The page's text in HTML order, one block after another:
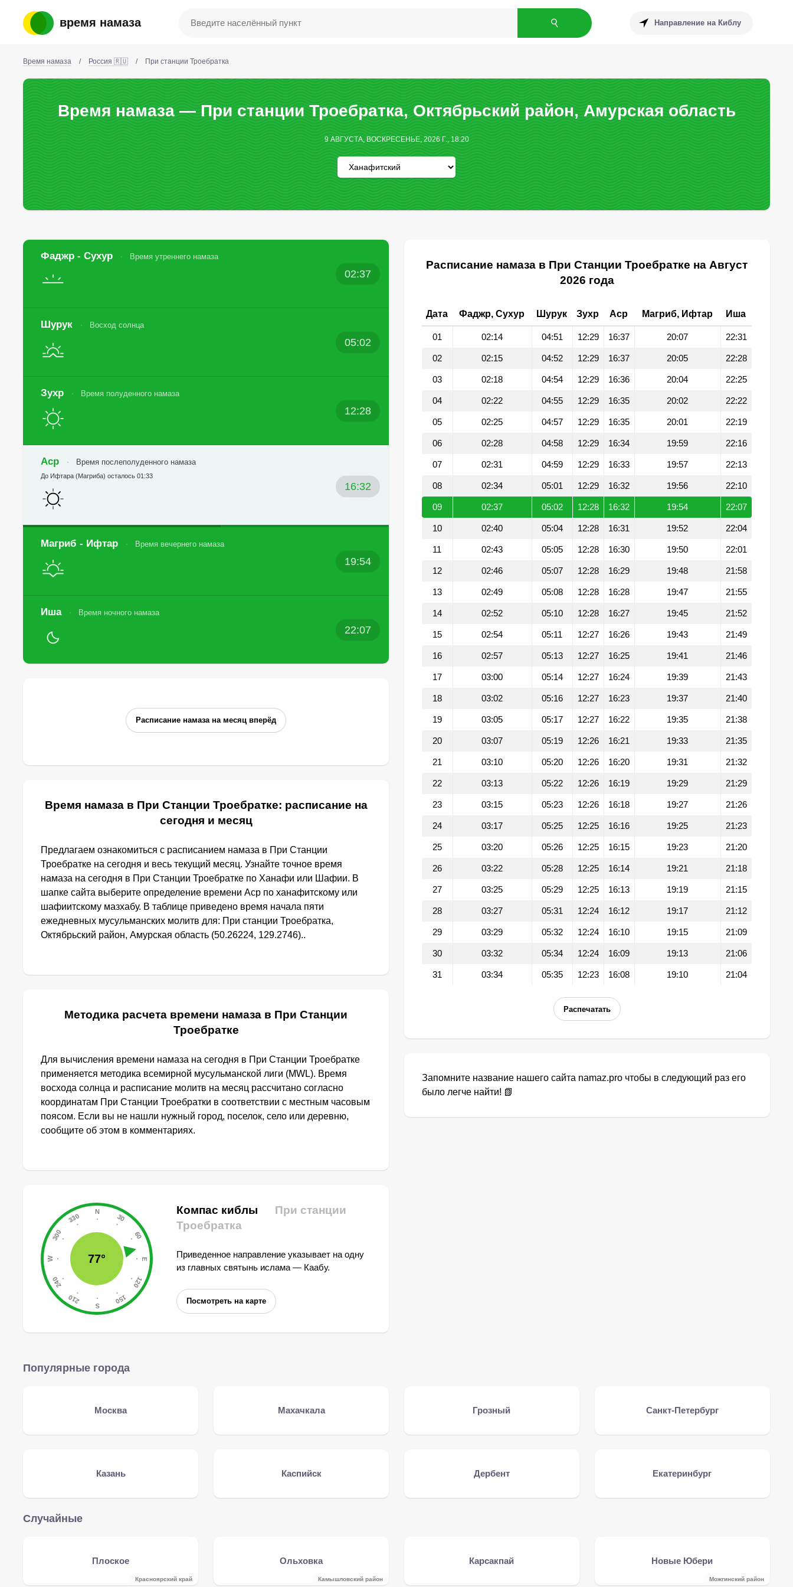
время намаза Направление на Киблу
Время намаза / Россия 🇷🇺 / При станции Троебратка
Время намаза — При станции Троебратка, Октябрьский район, Амурская область
9 АВГУСТА, ВОСКРЕСЕНЬЕ, 2026 Г., 18:20
Фаджр - Сухур Время утреннего намаза
02:37
Шурук Восход солнца
05:02
Зухр Время полуденного намаза
12:28
Аср Время послеполуденного намаза
16:32
До Ифтара (Магриба) осталось 01:33
Магриб - Ифтар Время вечернего намаза
19:54
Иша Время ночного намаза
22:07
Расписание намаза на месяц вперёд
Время намаза в При Станции Троебратке: расписание на
сегодня и месяц
Предлагаем ознакомиться с расписанием намаза в При Станции
Троебратке на сегодня и весь текущий месяц. Узнайте точное время
намаза на сегодня в При Станции Троебратке по Ханафи или Шафии. В
шапке сайта выберите определение времени Аср по ханафитскому или
шафиитскому мазхабу. В таблице приведено время начала пяти
ежедневных мусульманских молитв для: При станции Троебратка,
Октябрьский район, Амурская область (50.26224, 129.2746)..
Методика расчета времени намаза в При Станции
Троебратке
Для вычисления времени намаза на сегодня в При Станции Троебратке
применяется методика всемирной мусульманской лиги (MWL). Время
восхода солнца и расписание молитв на месяц рассчитано согласно
координатам При Станции Троебратки в соответствии с местным часовым
поясом. Если вы не нашли нужный город, поселок, село или деревню,
сообщите об этом в комментариях.
77°
Компас киблы
При станции
Троебратка
Приведенное направление указывает на одну
из главных святынь ислама — Каабу.
Посмотреть на карте
Расписание намаза в При Станции Троебратке на Август
2026 года
Дата Фаджр, Сухур Шурук Зухр Аср Магриб, Ифтар Иша
01 02:14 04:51 12:29 16:37 20:07 22:31
02 02:15 04:52 12:29 16:37 20:05 22:28
03 02:18 04:54 12:29 16:36 20:04 22:25
04 02:22 04:55 12:29 16:35 20:02 22:22
05 02:25 04:57 12:29 16:35 20:01 22:19
06 02:28 04:58 12:29 16:34 19:59 22:16
07 02:31 04:59 12:29 16:33 19:57 22:13
08 02:34 05:01 12:29 16:32 19:56 22:10
09 02:37 05:02 12:28 16:32 19:54 22:07
10 02:40 05:04 12:28 16:31 19:52 22:04
11 02:43 05:05 12:28 16:30 19:50 22:01
12 02:46 05:07 12:28 16:29 19:48 21:58
13 02:49 05:08 12:28 16:28 19:47 21:55
14 02:52 05:10 12:28 16:27 19:45 21:52
15 02:54 05:11 12:27 16:26 19:43 21:49
16 02:57 05:13 12:27 16:25 19:41 21:46
17 03:00 05:14 12:27 16:24 19:39 21:43
18 03:02 05:16 12:27 16:23 19:37 21:40
19 03:05 05:17 12:27 16:22 19:35 21:38
20 03:07 05:19 12:26 16:21 19:33 21:35
21 03:10 05:20 12:26 16:20 19:31 21:32
22 03:13 05:22 12:26 16:19 19:29 21:29
23 03:15 05:23 12:26 16:18 19:27 21:26
24 03:17 05:25 12:25 16:16 19:25 21:23
25 03:20 05:26 12:25 16:15 19:23 21:20
26 03:22 05:28 12:25 16:14 19:21 21:18
27 03:25 05:29 12:25 16:13 19:19 21:15
28 03:27 05:31 12:24 16:12 19:17 21:12
29 03:29 05:32 12:24 16:10 19:15 21:09
30 03:32 05:34 12:24 16:09 19:13 21:06
31 03:34 05:35 12:23 16:08 19:10 21:04
Распечатать
Запомните название нашего сайта namaz.pro чтобы в следующий раз его
было легче найти! 📗
Популярные города
Москва Махачкала Грозный Санкт-Петербург
Казань Каспийск Дербент Екатеринбург
Случайные
Плоское
Красноярский край
Ольховка
Камышловский район
Карсакпай Новые Юбери
Можгинский район